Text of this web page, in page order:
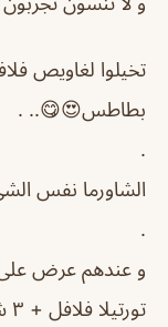
تخيلوا لغاويص
بطاطس😍😋.. .
.
الشاورما نفس
.